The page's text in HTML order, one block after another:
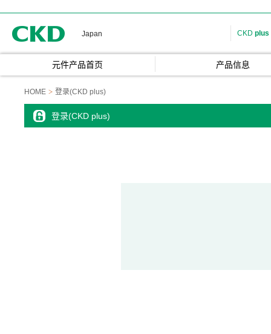
Japan CKD plus
元件产品首页 产品信息
HOME 登录(CKD plus)
登录(CKD plus)